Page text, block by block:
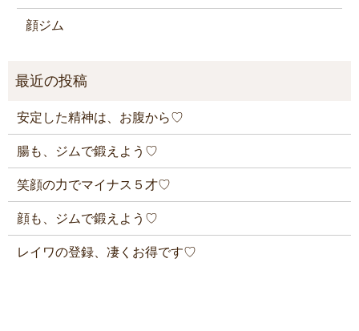
顔ジム
安定した精神は、お腹から♡
腸も、ジムで鍛えよう♡
笑顔の力でマイナス５才♡
顔も、ジムで鍛えよう♡
レイワの登録、凄くお得です♡